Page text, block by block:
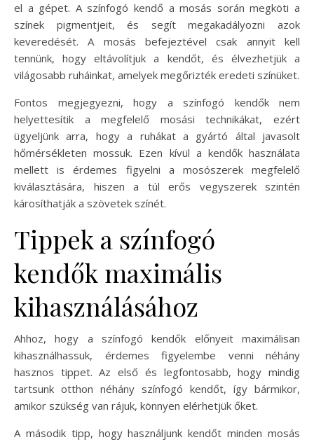
el a gépet. A színfogó kendő a mosás során megköti a
színek pigmentjeit, és segít megakadályozni azok
keveredését. A mosás befejeztével csak annyit kell
tennünk, hogy eltávolítjuk a kendőt, és élvezhetjük a
világosabb ruháinkat, amelyek megőrizték eredeti színüket.
Fontos megjegyezni, hogy a színfogó kendők nem
helyettesítik a megfelelő mosási technikákat, ezért
ügyeljünk arra, hogy a ruhákat a gyártó által javasolt
hőmérsékleten mossuk. Ezen kívül a kendők használata
mellett is érdemes figyelni a mosószerek megfelelő
kiválasztására, hiszen a túl erős vegyszerek szintén
károsíthatják a szövetek színét.
Tippek a színfogó
kendők maximális
kihasználásához
Ahhoz, hogy a színfogó kendők előnyeit maximálisan
kihasználhassuk, érdemes figyelembe venni néhány
hasznos tippet. Az első és legfontosabb, hogy mindig
tartsunk otthon néhány színfogó kendőt, így bármikor,
amikor szükség van rájuk, könnyen elérhetjük őket.
A második tipp, hogy használjunk kendőt minden mosás